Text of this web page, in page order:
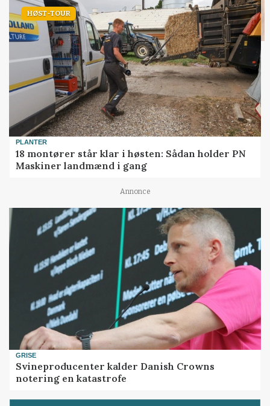
HØST-TOUR
PLANTER
18 montører står klar i høsten: Sådan holder PN
Maskiner landmænd i gang
Annonce
GRISE
Svineproducenter kalder Danish Crowns
notering en katastrofe